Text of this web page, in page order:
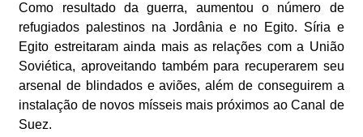
Como resultado da guerra, aumentou o número de
refugiados palestinos na Jordânia e no Egito. Síria e
Egito estreitaram ainda mais as relações com a União
Soviética, aproveitando também para recuperarem seu
arsenal de blindados e aviões, além de conseguirem a
instalação de novos mísseis mais próximos ao Canal de
Suez.